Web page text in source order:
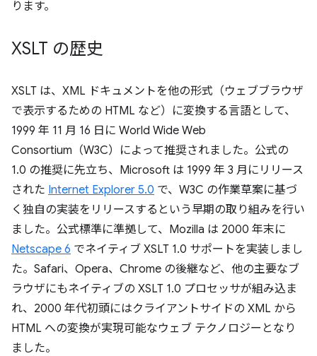
ります。
XSLT の歴史
XSLT は、XML ドキュメントを他の形式（ウェブブラウザ
で表示するための HTML など）に変換する言語として、
1999 年 11 月 16 日に World Wide Web
Consortium（W3C）によって推奨されました。 公式の
1.0 の推奨に先立ち、Microsoft は 1999 年 3 月にリリース
された Internet Explorer 5.0 で、W3C の作業草案に基づ
く独自の実装をリリースするという早期の取り組みを行い
ました。公式標準に準拠して、Mozilla は 2000 年末に
Netscape 6 でネイティブ XSLT 1.0 サポートを実装しまし
た。Safari、Opera、Chrome の後継など、他の主要なブ
ラウザにもネイティブの XSLT 1.0 プロセッサが組み込ま
れ、2000 年代初頭にはクライアントサイドの XML から
HTML への変換が実現可能なウェブ テクノロジーとなり
ました。